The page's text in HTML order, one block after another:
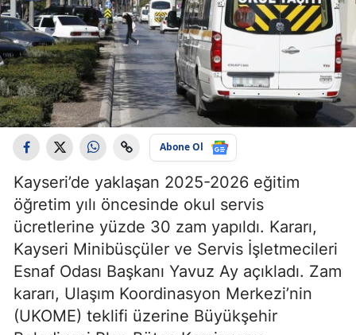
Abone Ol
Kayseri’de yaklaşan 2025-2026 eğitim
öğretim yılı öncesinde okul servis
ücretlerine yüzde 30 zam yapıldı. Kararı,
Kayseri Minibüsçüler ve Servis İşletmecileri
Esnaf Odası Başkanı Yavuz Ay açıkladı. Zam
kararı, Ulaşım Koordinasyon Merkezi’nin
(UKOME) teklifi üzerine Büyükşehir